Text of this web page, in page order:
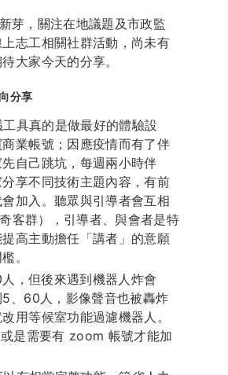
芽，關注在地議題及市政監
志工相關社群活動，尚未有
大家今天的分享。
分享
具真的是做最好的體驗設
業帳號；因應疫情而有了伴
自己跳坑，每週兩小時伴
享不同技術主題內容，有前
加入。聽眾與引導者會互相
客群），引導者、與會者是特
高主動擔任「講者」的意願
。
，但後來遇到機器人炸會
、60人，影像聲音也被轟炸
用等候室功能過濾機器人。
是需要有 zoom 帳號才能加